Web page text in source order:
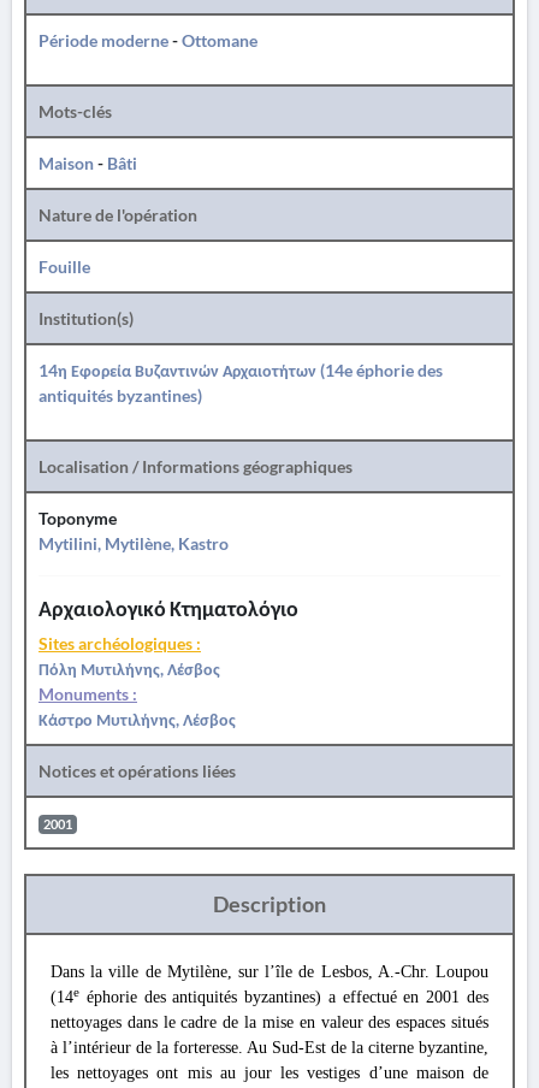
Période moderne-Ottomane
Mots-clés
Maison- Bâti
Nature de l'opération
Fouille
Institution(s)
14η Εφορεία Βυζαντινών Αρχαιοτήτων (14e éphorie des
antiquités byzantines)
Localisation / Informations géographiques
Toponyme
Mytilini, Mytilène, Kastro
Αρχαιολογικό Κτηματολόγιο
Sites archéologiques :
Πόλη Μυτιλήνης, Λέσβος
Monuments :
Κάστρο Μυτιλήνης, Λέσβος
Notices et opérations liées
2001
Description
Dans la ville de Mytilène, sur l’île de Lesbos, A.-Chr. Loupou
(14e éphorie des antiquités byzantines) a effectué en 2001 des
nettoyages dans le cadre de la mise en valeur des espaces situés
à l’intérieur de la forteresse. Au Sud-Est de la citerne byzantine,
les nettoyages ont mis au jour les vestiges d’une maison de